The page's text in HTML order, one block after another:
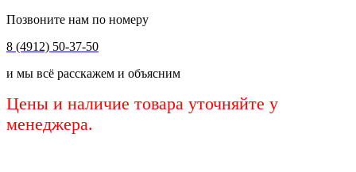
Позвоните нам по номеру
8 (4912) 50-37-50
и мы всё расскажем и объясним
Цены и наличие товара уточняйте у
менеджера.